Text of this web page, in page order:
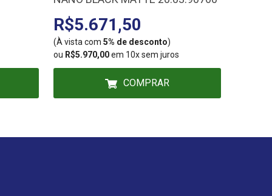
R$5.671,50
(À vista com 5% de desconto)
ou R$5.970,00em 10x sem juros
COMPRAR